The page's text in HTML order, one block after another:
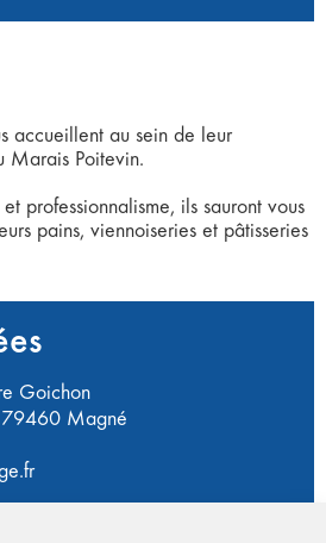
accueillent au sein de leur
Poitevin.
professionnalisme, ils sauront vous
pains, viennoiseries et pâtisseries
Goichon
Magné